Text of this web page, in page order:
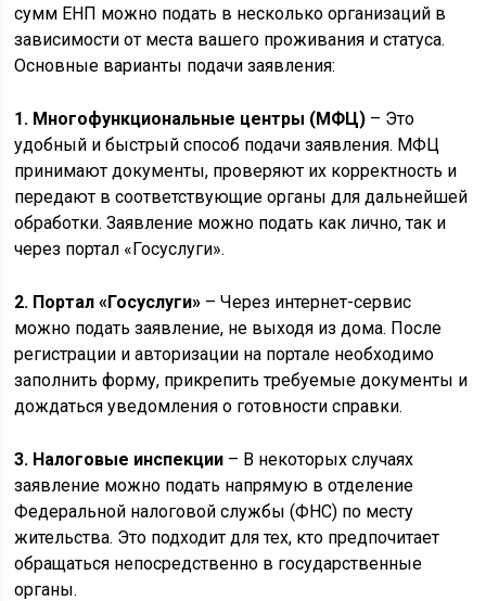
сумм ЕНП можно подать в несколько организаций в
зависимости от места вашего проживания и статуса.
Основные варианты подачи заявления:
1. Многофункциональные центры (МФЦ) – Это
удобный и быстрый способ подачи заявления. МФЦ
принимают документы, проверяют их корректность и
передают в соответствующие органы для дальнейшей
обработки. Заявление можно подать как лично, так и
через портал «Госуслуги».
2. Портал «Госуслуги» – Через интернет-сервис
можно подать заявление, не выходя из дома. После
регистрации и авторизации на портале необходимо
заполнить форму, прикрепить требуемые документы и
дождаться уведомления о готовности справки.
3. Налоговые инспекции – В некоторых случаях
заявление можно подать напрямую в отделение
Федеральной налоговой службы (ФНС) по месту
жительства. Это подходит для тех, кто предпочитает
обращаться непосредственно в государственные
органы.